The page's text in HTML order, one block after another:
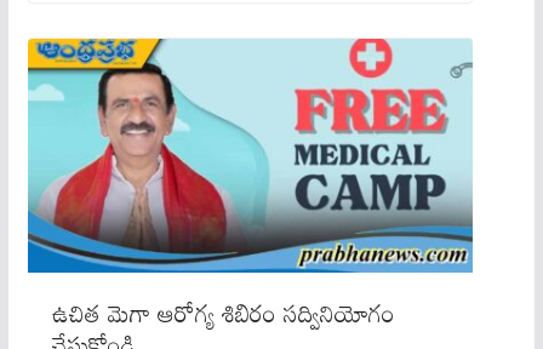
ఉచిత మెగా ఆరోగ్య శిబిరం సద్వినియోగం